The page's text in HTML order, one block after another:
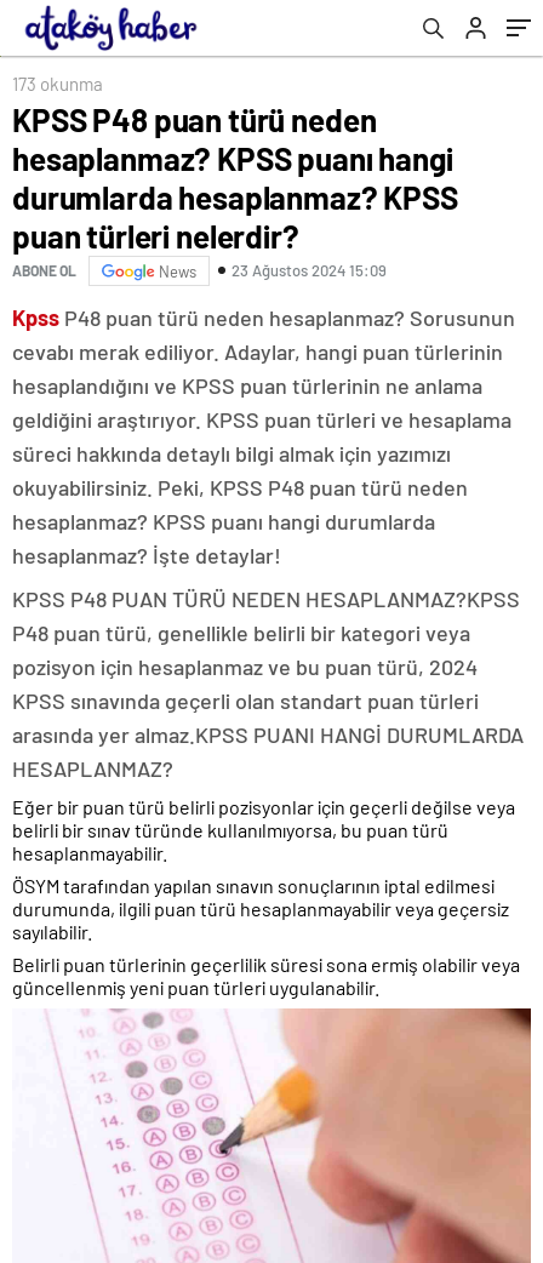
KPSS puan türleri nelerdir?
173 okunma
KPSS P48 puan türü neden
hesaplanmaz? KPSS puanı hangi
durumlarda hesaplanmaz? KPSS
puan türleri nelerdir?
ABONE OL News 23 Ağustos 2024 15:09
Kpss P48 puan türü neden hesaplanmaz? Sorusunun
cevabı merak ediliyor. Adaylar, hangi puan türlerinin
hesaplandığını ve KPSS puan türlerinin ne anlama
geldiğini araştırıyor. KPSS puan türleri ve hesaplama
süreci hakkında detaylı bilgi almak için yazımızı
okuyabilirsiniz. Peki, KPSS P48 puan türü neden
hesaplanmaz? KPSS puanı hangi durumlarda
hesaplanmaz? İşte detaylar!
KPSS P48 PUAN TÜRÜ NEDEN HESAPLANMAZ?KPSS
P48 puan türü, genellikle belirli bir kategori veya
pozisyon için hesaplanmaz ve bu puan türü, 2024
KPSS sınavında geçerli olan standart puan türleri
arasında yer almaz.KPSS PUANI HANGİ DURUMLARDA
HESAPLANMAZ?
Eğer bir puan türü belirli pozisyonlar için geçerli değilse veya
belirli bir sınav türünde kullanılmıyorsa, bu puan türü
hesaplanmayabilir.
ÖSYM tarafından yapılan sınavın sonuçlarının iptal edilmesi
durumunda, ilgili puan türü hesaplanmayabilir veya geçersiz
sayılabilir.
Belirli puan türlerinin geçerlilik süresi sona ermiş olabilir veya
güncellenmiş yeni puan türleri uygulanabilir.